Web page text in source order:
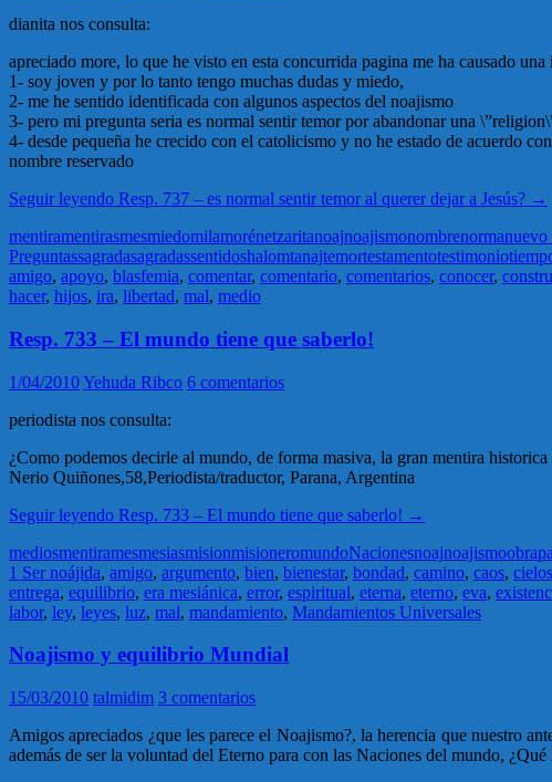
dianita nos consulta:
apreciado more, lo que he visto en esta concurrida pagina me ha causado una
1- soy joven y por lo tanto tengo muchas dudas y miedo,
2- me he sentido identificada con algunos aspectos del noajismo
3- pero mi pregunta seria es normal sentir temor por abandonar una
4- desde pequeña he crecido con el catolicismo y no he estado de acuerdo
nombre reservado
Seguir leyendo Resp. 737 – es normal sentir temor al querer dejar a Jesús? →
mentiramentirasmesmiedomilamorénetzaritanoajnoajismonombrenormanuevo
Preguntassagradasagradassentidoshalomtanajtemortestamentotestimonio
amigo, apoyo, blasfemia, comentar, comentario, comentarios, conocer,
hacer, hijos, ira, libertad, mal, medio
Resp. 733 – El mundo tiene que saberlo!
1/04/2010Yehuda Ribco 6 comentarios
periodista nos consulta:
¿Como podemos decirle al mundo, de forma masiva, la gran mentira
Nerio Quiñones,58,Periodista/traductor, Parana, Argentina
Seguir leyendo Resp. 733 – El mundo tiene que saberlo! →
mediosmentiramesmesiasmisionmisioneromundoNacionesnoajnoajismoobra
1 Ser noájida, amigo, argumento, bien, bienestar, bondad, camino, caos, cielos
entrega, equilibrio, era mesiánica, error, espiritual, eterna, eterno, eva,
labor, ley, leyes, luz, mal, mandamiento, Mandamientos Universales
Noajismo y equilibrio Mundial
15/03/2010 talmidim 3 comentarios
Amigos apreciados ¿que les parece el Noajismo?, la herencia que nuestro
además de ser la voluntad del Eterno para con las Naciones del mundo,